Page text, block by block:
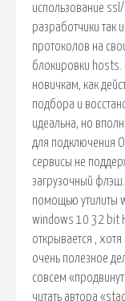
использование
разработчики так
протоколов на
блокировки hosts.
новичкам, как
подбора и
идеальна, но
для подключения
сервисы не
загрузочный
помощью утилиты
windows 10 32 bit
открывается ,
очень полезное
совсем
читать автора